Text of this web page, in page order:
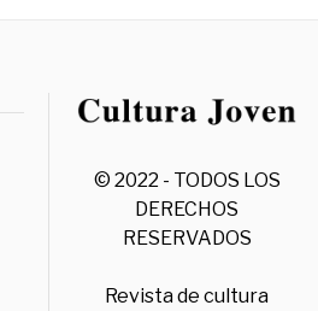
© 2022 - TODOS LOS
DERECHOS
RESERVADOS
Revista de cultura